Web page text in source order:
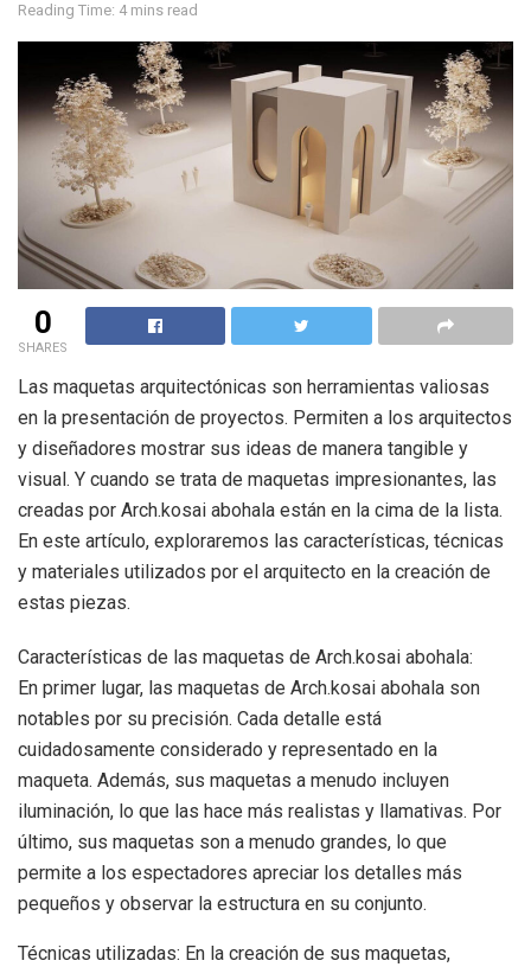
Reading Time: 4 mins read
0
SHARES
Las maquetas arquitectónicas son herramientas valiosas
en la presentación de proyectos. Permiten a los arquitectos
y diseñadores mostrar sus ideas de manera tangible y
visual. Y cuando se trata de maquetas impresionantes, las
creadas por Arch.kosai abohala están en la cima de la lista.
En este artículo, exploraremos las características, técnicas
y materiales utilizados por el arquitecto en la creación de
estas piezas.
Características de las maquetas de Arch.kosai abohala:
En primer lugar, las maquetas de Arch.kosai abohala son
notables por su precisión. Cada detalle está
cuidadosamente considerado y representado en la
maqueta. Además, sus maquetas a menudo incluyen
iluminación, lo que las hace más realistas y llamativas. Por
último, sus maquetas son a menudo grandes, lo que
permite a los espectadores apreciar los detalles más
pequeños y observar la estructura en su conjunto.
Técnicas utilizadas: En la creación de sus maquetas,